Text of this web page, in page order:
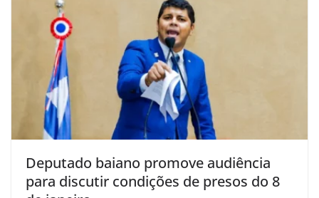
Deputado baiano promove audiência
para discutir condições de presos do 8